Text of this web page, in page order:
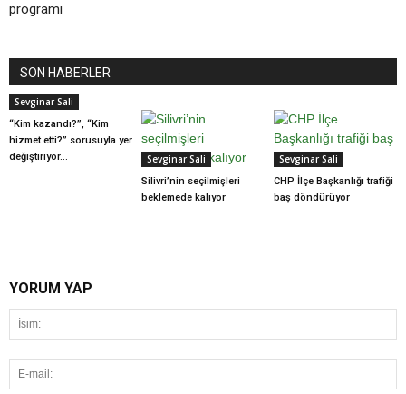
programı
SON HABERLER
Sevginar Sali
“Kim kazandı?”, “Kim
hizmet etti?” sorusuyla yer
değiştiriyor…
Sevginar Sali
Silivri’nin seçilmişleri
beklemede kalıyor
Sevginar Sali
CHP İlçe Başkanlığı trafiği
baş döndürüyor
YORUM YAP